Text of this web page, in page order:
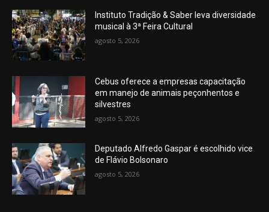
Instituto Tradição & Saber leva diversidade
musical à 3ª Feira Cultural
agosto 5, 2026
Cebus oferece a empresas capacitação
em manejo de animais peçonhentos e
silvestres
agosto 5, 2026
Deputado Alfredo Gaspar é escolhido vice
de Flávio Bolsonaro
agosto 5, 2026